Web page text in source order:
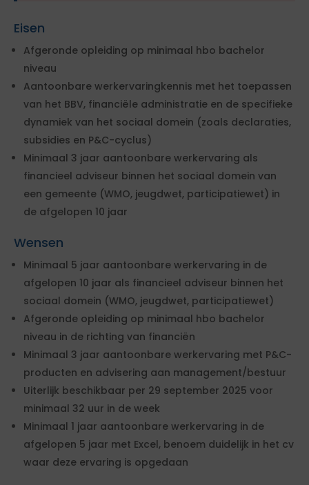
Eisen
Afgeronde opleiding op minimaal hbo bachelor
niveau
Aantoonbare werkervaringkennis met het toepassen
van het BBV, financiële administratie en de specifieke
dynamiek van het sociaal domein (zoals declaraties,
subsidies en P&C-cyclus)
Minimaal 3 jaar aantoonbare werkervaring als
financieel adviseur binnen het sociaal domein van
een gemeente (WMO, jeugdwet, participatiewet) in
de afgelopen 10 jaar
Wensen
Minimaal 5 jaar aantoonbare werkervaring in de
afgelopen 10 jaar als financieel adviseur binnen het
sociaal domein (WMO, jeugdwet, participatiewet)
Afgeronde opleiding op minimaal hbo bachelor
niveau in de richting van financiën
Minimaal 3 jaar aantoonbare werkervaring met P&C-
producten en advisering aan management/bestuur
Uiterlijk beschikbaar per 29 september 2025 voor
minimaal 32 uur in de week
Minimaal 1 jaar aantoonbare werkervaring in de
afgelopen 5 jaar met Excel, benoem duidelijk in het cv
waar deze ervaring is opgedaan